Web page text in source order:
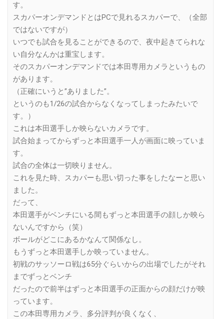
す。
スカパーオンデマンドとはPCで見れるスカパーで、（全部
ではないですが）
いつでも試合を見ることができるので、夜中起きてられな
い自分なんかは重宝します。
そのスカパーオンデマンドでは本田専用カメラというもの
があります。
（正確にいうと”ありました”。
というのも1/26の試合からなくなってしまったみたいで
す。）
これは本田選手しか映らないカメラです。
試合始まってからずっと本田選手一人が画面に映っていま
す。
試合の全体は一切映りません。
これを見た時、スカパーも思い切った事をしたなーと思い
ました。
だって、
本田選手がベンチにいる間もずっと本田選手の顔しか映ら
ないんですから（笑）
ボールがどこにあるかなんて関係なし。
もうずっと本田選手しか映っていません。
初戦のサッソーロ戦は65分ぐらいからの出場でしたがそれ
までずっとベンチ
だったので前半はずっと本田選手の正面からの顔だけが映
っています。
この本田専用カメラ、多分評判が良くなく、